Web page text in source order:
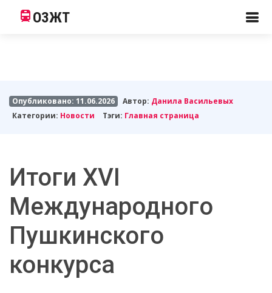
ОЗЖТ
Опубликовано: 11.06.2026 Автор: Данила Васильевых
Категории: Новости Тэги: Главная страница
Итоги XVI
Международного
Пушкинского
конкурса